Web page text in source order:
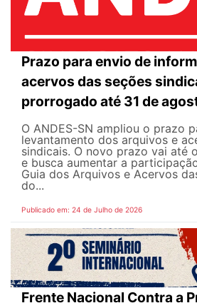
Prazo para envio de
acervos das seções
prorrogado até 31 de
O ANDES-SN ampliou o prazo
levantamento dos arquivos e
sindicais. O novo prazo vai até
e busca aumentar a
Guia dos Arquivos e Acervos
do...
Publicado em: 24 de Julho de 2026
Frente Nacional Contra a